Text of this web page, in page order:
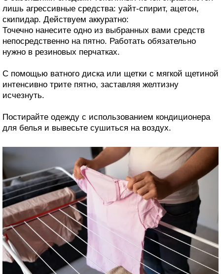
лишь агрессивные средства: уайт-спирит, ацетон,
скипидар. Действуем аккуратно:
Точечно нанесите одно из выбранных вами средств
непосредственно на пятно. Работать обязательно
нужно в резиновых перчатках.
С помощью ватного диска или щетки с мягкой щетиной
интенсивно трите пятно, заставляя желтизну
исчезнуть.
Постирайте одежду с использованием кондиционера
для белья и вывесьте сушиться на воздух.